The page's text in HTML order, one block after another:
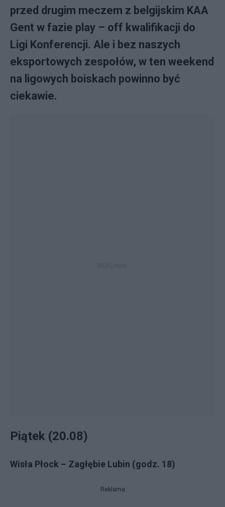
przed drugim meczem z belgijskim KAA
Gent w fazie play – off kwalifikacji do
Ligi Konferencji. Ale i bez naszych
eksportowych zespołów, w ten weekend
na ligowych boiskach powinno być
ciekawie.
Piątek (20.08)
Wisła Płock – Zagłębie Lubin (godz. 18)
Reklama